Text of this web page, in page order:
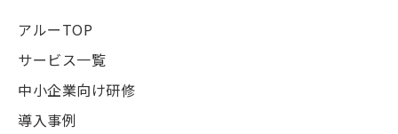
アルーTOP
サービス一覧
中小企業向け研修
導入事例